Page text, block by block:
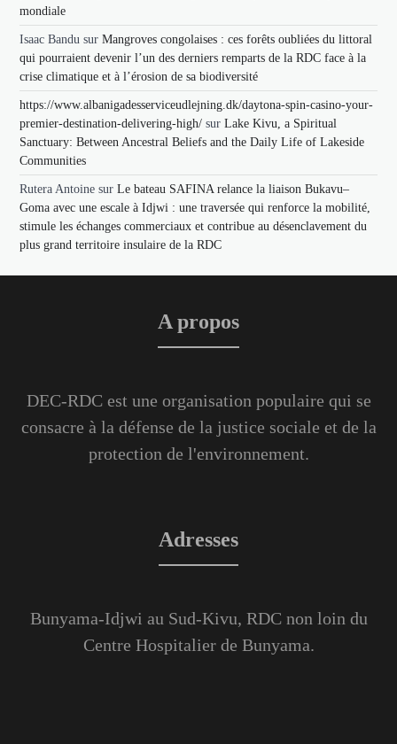
mondiale
Isaac Bandu surMangroves congolaises : ces forêts oubliées du littoral
qui pourraient devenir l’un des derniers remparts de la RDC face à la
crise climatique et à l’érosion de sa biodiversité
https://www.albanigadesserviceudlejning.dk/daytona-spin-casino-your-
premier-destination-delivering-high/ surLake Kivu, a Spiritual
Sanctuary: Between Ancestral Beliefs and the Daily Life of Lakeside
Communities
Rutera Antoine surLe bateau SAFINA relance la liaison Bukavu–
Goma avec une escale à Idjwi : une traversée qui renforce la mobilité,
stimule les échanges commerciaux et contribue au désenclavement du
plus grand territoire insulaire de la RDC
A propos
DEC-RDC est une organisation populaire qui se
consacre à la défense de la justice sociale et de la
protection de l'environnement.
Adresses
Bunyama-Idjwi au Sud-Kivu, RDC non loin du
Centre Hospitalier de Bunyama.